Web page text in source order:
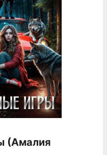
(Амалия